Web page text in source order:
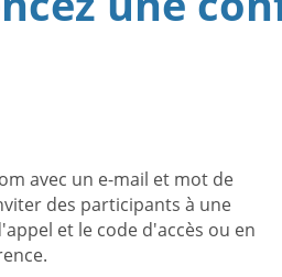
avec un e-mail et mot de
des participants à une
et le code d'accès ou en